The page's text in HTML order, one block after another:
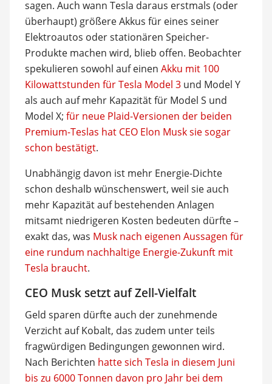
sagen. Auch wann Tesla daraus erstmals (oder
überhaupt) größere Akkus für eines seiner
Elektroautos oder stationären Speicher-
Produkte machen wird, blieb offen. Beobachter
spekulieren sowohl auf einen Akku mit 100
Kilowattstunden für Tesla Model 3und Model Y
als auch auf mehr Kapazität für Model S und
Model X; für neue Plaid-Versionen der beiden
Premium-Teslas hat CEO Elon Musk sie sogar
schon bestätigt.
Unabhängig davon ist mehr Energie-Dichte
schon deshalb wünschenswert, weil sie auch
mehr Kapazität auf bestehenden Anlagen
mitsamt niedrigeren Kosten bedeuten dürfte –
exakt das, was Musk nach eigenen Aussagen für
eine rundum nachhaltige Energie-Zukunft mit
Tesla braucht.
CEO Musk setzt auf Zell-Vielfalt
Geld sparen dürfte auch der zunehmende
Verzicht auf Kobalt, das zudem unter teils
fragwürdigen Bedingungen gewonnen wird.
Nach Berichten hatte sich Tesla in diesem Juni
bis zu 6000 Tonnen davon pro Jahr bei dem